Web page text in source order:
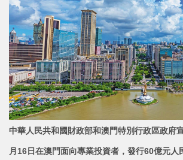
中華人民共和國財政部和澳門特別行政區政府
月16日在澳門面向專業投資者，發行60億元人